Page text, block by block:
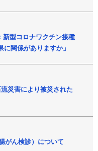
型コロナワクチン接種
関係がありますか」
災害により被災された
がん検診）について